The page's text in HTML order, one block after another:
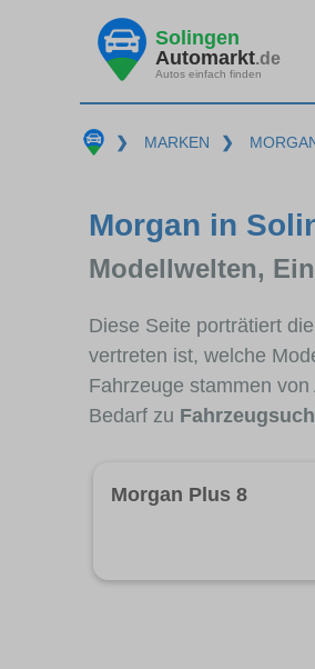
Solingen
Automarkt.de
Autos einfach finden
❯ MARKEN ❯
Morgan in
Modellwelten,
Diese Seite porträtiert
vertreten ist, welche
Fahrzeuge stammen
Bedarf zu
Morgan Plus 8